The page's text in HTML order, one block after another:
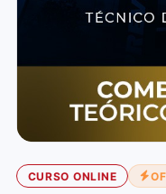
CURSO ONLINE